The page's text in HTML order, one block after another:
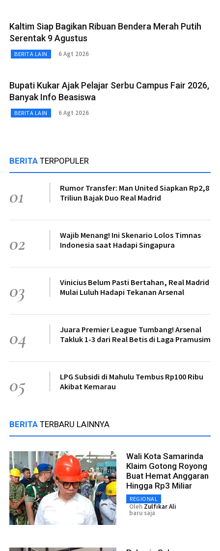
Kaltim Siap Bagikan Ribuan Bendera Merah Putih
Serentak 9 Agustus
BERITA LAIN 6 Agt 2026
Bupati Kukar Ajak Pelajar Serbu Campus Fair 2026,
Banyak Info Beasiswa
BERITA LAIN 6 Agt 2026
BERITA TERPOPULER
01
Rumor Transfer: Man United Siapkan Rp2,8
Triliun Bajak Duo Real Madrid
02
Wajib Menang! Ini Skenario Lolos Timnas
Indonesia saat Hadapi Singapura
03
Vinicius Belum Pasti Bertahan, Real Madrid
Mulai Luluh Hadapi Tekanan Arsenal
04
Juara Premier League Tumbang! Arsenal
Takluk 1-3 dari Real Betis di Laga Pramusim
05
LPG Subsidi di Mahulu Tembus Rp100 Ribu
Akibat Kemarau
BERITA TERBARU LAINNYA
Wali Kota Samarinda
Klaim Gotong Royong
Buat Hemat Anggaran
Hingga Rp3 Miliar
REGIONAL
Oleh Zulfikar Ali
baru saja